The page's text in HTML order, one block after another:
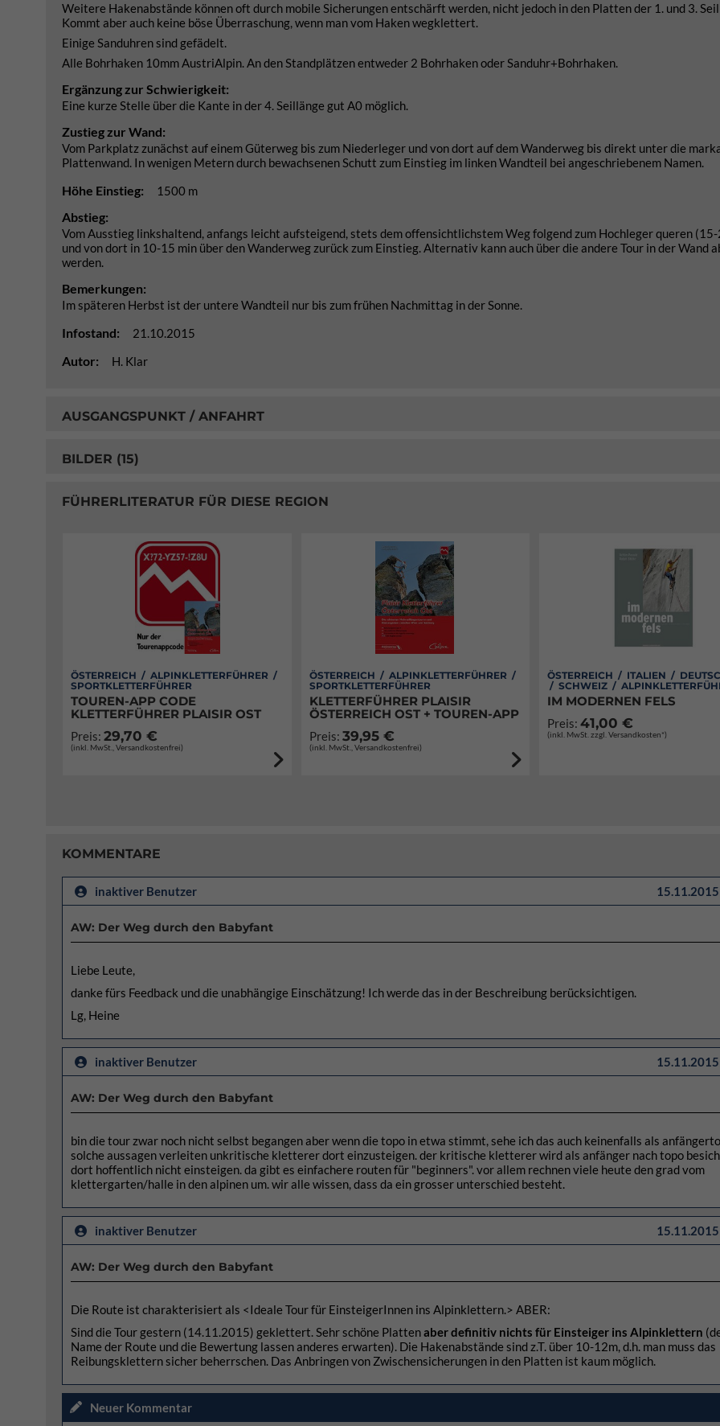
Weitere Hakenabstände können oft durch mobile Sicherungen entschärft werden, nicht jedoch in den Platten der 1. und 3.
Kommt aber auch keine böse Überraschung, wenn man vom Haken wegklettert.
Einige Sanduhren sind gefädelt.
Alle Bohrhaken 10mm AustriAlpin. An den Standplätzen entweder 2 Bohrhaken oder Sanduhr+Bohrhaken.
Ergänzung zur Schwierigkeit:
Eine kurze Stelle über die Kante in der 4. Seillänge gut A0 möglich.
Zustieg zur Wand:
Vom Parkplatz zunächst auf einem Güterweg bis zum Niederleger und von dort auf dem Wanderweg bis direkt unter die
Plattenwand. In wenigen Metern durch bewachsenen Schutt zum Einstieg im linken Wandteil bei angeschriebenem Namen.
Höhe Einstieg: 1500 m
Abstieg:
Vom Ausstieg linkshaltend, anfangs leicht aufsteigend, stets dem offensichtlichstem Weg folgend zum Hochleger queren
und von dort in 10-15 min über den Wanderweg zurück zum Einstieg. Alternativ kann auch über die andere Tour in der Wand
werden.
Bemerkungen:
Im späteren Herbst ist der untere Wandteil nur bis zum frühen Nachmittag in der Sonne.
Infostand: 21.10.2015
Autor: H. Klar
AUSGANGSPUNKT / ANFAHRT
BILDER (15)
FÜHRERLITERATUR FÜR DIESE REGION
ÖSTERREICH / ALPINKLETTERFÜHRER /
SPORTKLETTERFÜHRER
TOUREN-APP CODE
KLETTERFÜHRER PLAISIR OST
Preis: 29,70 €
(inkl. MwSt., Versandkostenfrei)
ÖSTERREICH / ALPINKLETTERFÜHRER /
SPORTKLETTERFÜHRER
KLETTERFÜHRER PLAISIR
ÖSTERREICH OST + TOUREN-APP
Preis: 39,95 €
(inkl. MwSt., Versandkostenfrei)
ÖSTERREICH / ITALIEN /
/ SCHWEIZ /
IM MODERNEN FELS
Preis:41,00 €
(inkl. MwSt. zzgl. Versandkosten*)
KOMMENTARE
inaktiver Benutzer
AW: Der Weg durch den Babyfant
Liebe Leute,
danke fürs Feedback und die unabhängige Einschätzung! Ich werde das in der Beschreibung berücksichtigen.
Lg, Heine
inaktiver Benutzer
AW: Der Weg durch den Babyfant
bin die tour zwar noch nicht selbst begangen aber wenn die topo in etwa stimmt, sehe ich das auch keinenfalls als
solche aussagen verleiten unkritische kletterer dort einzusteigen. der kritische kletterer wird als anfänger nach topo
dort hoffentlich nicht einsteigen. da gibt es einfachere routen für "beginners". vor allem rechnen viele heute den grad vom
klettergarten/halle in den alpinen um. wir alle wissen, dass da ein grosser unterschied besteht.
inaktiver Benutzer
AW: Der Weg durch den Babyfant
Die Route ist charakterisiert als <Ideale Tour für EinsteigerInnen ins Alpinklettern.> ABER:
Sind die Tour gestern (14.11.2015) geklettert. Sehr schöne Plattenaber definitiv nichts für Einsteiger ins Alpinklettern
Name der Route und die Bewertung lassen anderes erwarten). Die Hakenabstände sind z.T. über 10-12m, d.h. man muss das
Reibungsklettern sicher beherrschen. Das Anbringen von Zwischensicherungen in den Platten ist kaum möglich.
Neuer Kommentar